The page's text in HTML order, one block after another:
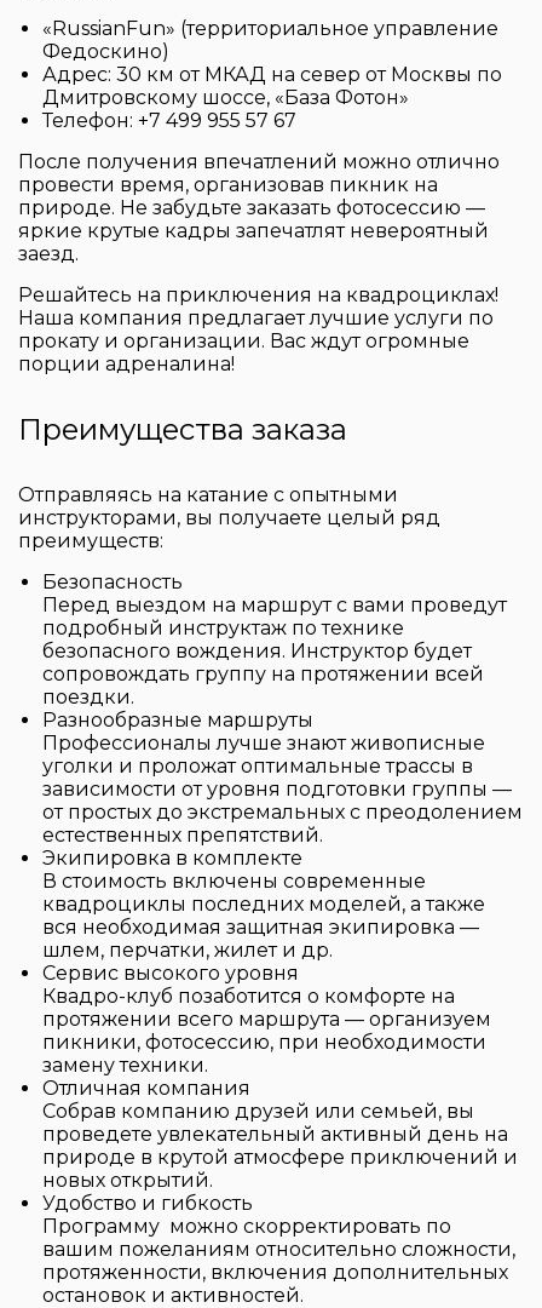
«RussianFun» (территориальное управление
Федоскино)
Адрес: 30 км от МКАД на север от Москвы по
Дмитровскому шоссе, «База Фотон»
Телефон: +7 499 955 57 67
После получения впечатлений можно отлично
провести время, организовав пикник на
природе. Не забудьте заказать фотосессию —
яркие крутые кадры запечатлят невероятный
заезд.
Решайтесь на приключения на квадроциклах!
Наша компания предлагает лучшие услуги по
прокату и организации. Вас ждут огромные
порции адреналина!
Преимущества заказа
Отправляясь на катание с опытными
инструкторами, вы получаете целый ряд
преимуществ:
Безопасность
Перед выездом на маршрут с вами проведут
подробный инструктаж по технике
безопасного вождения. Инструктор будет
сопровождать группу на протяжении всей
поездки.
Разнообразные маршруты
Профессионалы лучше знают живописные
уголки и проложат оптимальные трассы в
зависимости от уровня подготовки группы —
от простых до экстремальных с преодолением
естественных препятствий.
Экипировка в комплекте
В стоимость включены современные
квадроциклы последних моделей, а также
вся необходимая защитная экипировка —
шлем, перчатки, жилет и др.
Сервис высокого уровня
Квадро-клуб позаботится о комфорте на
протяжении всего маршрута — организуем
пикники, фотосессию, при необходимости
замену техники.
Отличная компания
Собрав компанию друзей или семьей, вы
проведете увлекательный активный день на
природе в крутой атмосфере приключений и
новых открытий.
Удобство и гибкость
Программу можно скорректировать по
вашим пожеланиям относительно сложности,
протяженности, включения дополнительных
остановок и активностей.